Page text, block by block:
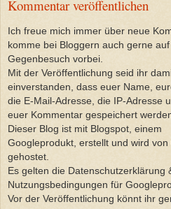
Kommentar veröffentlichen
Ich freue mich immer über neue
komme bei Bloggern auch gerne
Gegenbesuch vorbei.
Mit der Veröffentlichung seid ihr
einverstanden, dass euer Name,
die E-Mail-Adresse, die IP-Adresse
euer Kommentar gespeichert
Dieser Blog ist mit Blogspot, einem
Googleprodukt, erstellt und wird von
gehostet.
Es gelten die Datenschutzerklärung
Nutzungsbedingungen für
Vor der Veröffentlichung könnt ihr